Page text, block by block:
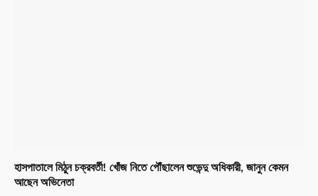
হাসপাতালে মিঠুন চক্রবর্তী! খোঁজ নিতে পৌঁছালেন শুভেন্দু অধিকারী, জানুন কেমন
আছেন অভিনেতা